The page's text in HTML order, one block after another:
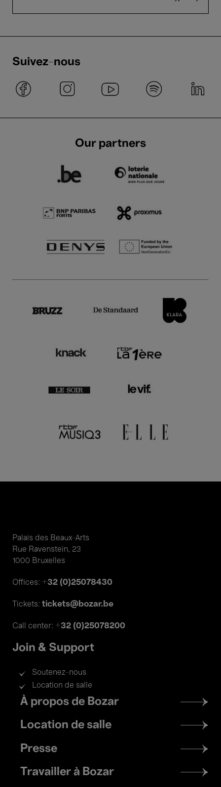
Suivez-nous
Our partners
Palais des Beaux-Arts
Rue Ravenstein, 23
1000 Bruxelles
Offices: +32 (0)25078430
Tickets: tickets@bozar.be
Call center: +32 (0)25078200
Join & Support
Soutenez-nous
Location de salle
Footer
menu
À propos de Bozar
Location de salle
Presse
Travailler à Bozar